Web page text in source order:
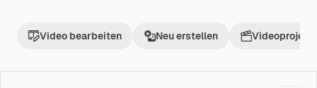
Video bearbeiten Neu erstellen Videoprojekt